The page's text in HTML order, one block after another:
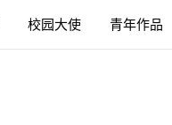
校园大使 青年作品